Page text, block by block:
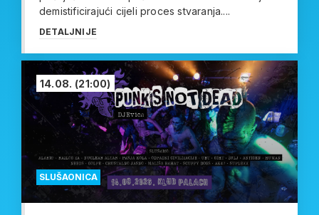
demistificirajući cijeli proces stvaranja....
DETALJNIJE
SLUŠAONICA
14.08. (21:00)